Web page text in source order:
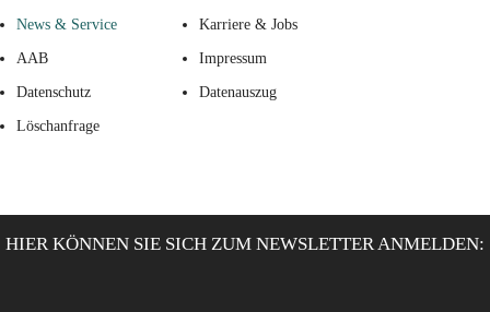
News & Service Karriere & Jobs
AAB Impressum
Datenschutz Datenauszug
Löschanfrage
HIER KÖNNEN SIE SICH ZUM NEWSLETTER ANMELDEN: